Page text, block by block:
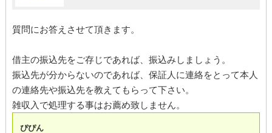
質問にお答えさせて頂きます。
借主の振込先をご存じであれば、振込みしましょう。
振込先が分からないのであれば、保証人に連絡をとって本人
の連絡先や振込先を教えてもらって下さい。
雑収入で処理する事はお薦め致しません。
ぴぴん